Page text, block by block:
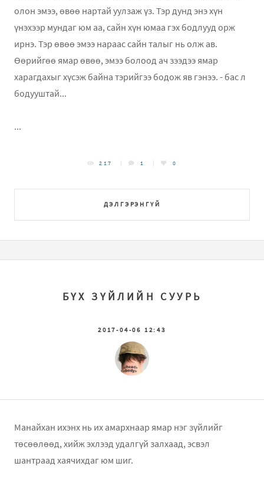
олон эмээ, өвөө нартай уулзаж үз. Тэр дунд энэ хүн
үнэхээр мундаг юм аа, сайн хүн юмаа гэх бодлууд орж
ирнэ. Тэр өвөө эмээ нараас сайн талыг нь олж ав.
Өөрийгөө ямар өвөө, эмээ болоод ач зээдээ ямар
харагдахыг хүсэж байна тэрийгээ бодож яв гэнээ. - бас л
бодууштай...
...
ДЭЛГЭРЭНГҮЙ
217 1 0
БҮХ ЗҮЙЛИЙН СУУРЬ
2017-04-06 12:43
Манайхан ихэнх нь их амархнаар ямар нэг зүйлийг
төсөөлөөд, хийж эхлээд удалгүй залхаад, эсвэл
шантраад хаячихдаг юм шиг.